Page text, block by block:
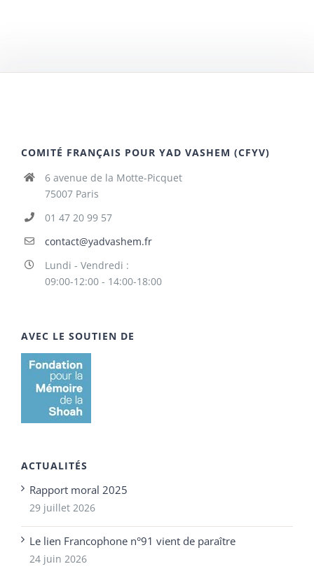
COMITÉ FRANÇAIS POUR YAD VASHEM (CFYV)
6 avenue de la Motte-Picquet
75007 Paris
01 47 20 99 57
contact@yadvashem.fr
Lundi - Vendredi :
09:00-12:00 - 14:00-18:00
AVEC LE SOUTIEN DE
ACTUALITÉS
Rapport moral 2025
29 juillet 2026
Le lien Francophone n°91 vient de paraître
24 juin 2026